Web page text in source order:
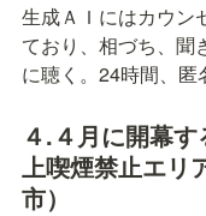
生成ＡＩにはカウン
ており、相づち、聞
に聴く。24時間、匿
４.４月に開幕
上喫煙禁止エリ
市）